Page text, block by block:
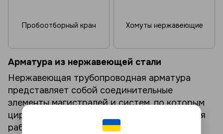
Арматура из нержавеющей стали
Нержавеющая трубопроводная арматура
представляет собой соединительные
элементы магистралей и систем, по которым
циркулирует жидкая, газообразная и прочая
рабочая среда. Это различные детали,
Пробоотборный кран Хомуты нержавеющие